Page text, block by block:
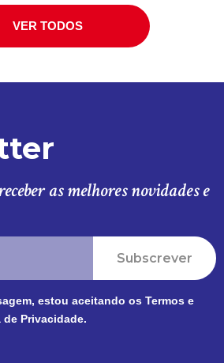
VER TODOS
as melhores novidades e
Subscrever
estou aceitando os Termos e
de Privacidade.